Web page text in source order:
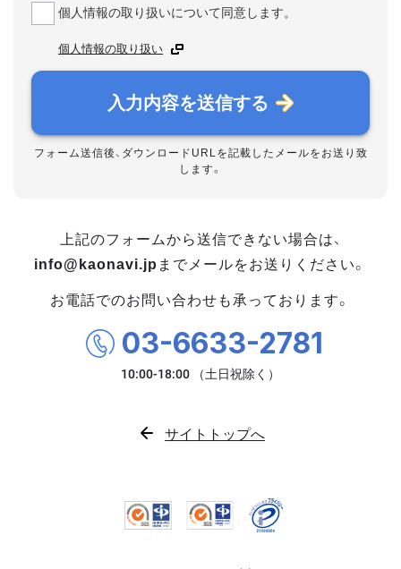
個人情報の取り扱いについて同意します。
個人情報の取り扱い
入力内容を送信する
フォーム送信後、ダウンロードURLを記載したメールをお送り致
します。
上記のフォームから送信できない場合は、
info@kaonavi.jp までメールをお送りください。
お電話でのお問い合わせも承っております。
03-6633-2781
サイトトップへ